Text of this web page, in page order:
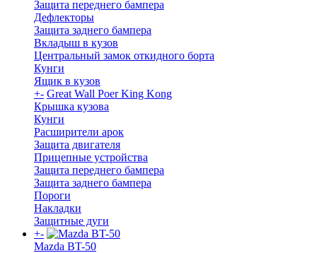
Защита переднего бампера
Дефлекторы
Защита заднего бампера
Вкладыш в кузов
Центральный замок откидного борта
Кунги
Ящик в кузов
+- Great Wall Poer King Kong
Крышка кузова
Кунги
Расширители арок
Защита двигателя
Прицепные устройства
Защита переднего бампера
Защита заднего бампера
Пороги
Накладки
Защитные дуги
+-
Mazda BT-50